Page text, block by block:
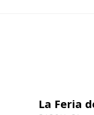
La Feria